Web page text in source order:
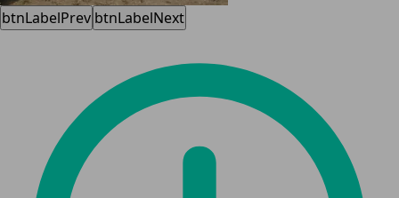
btnLabelPrev btnLabelNext